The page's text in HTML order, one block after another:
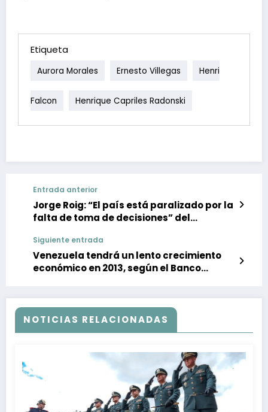
Etiqueta
Aurora Morales Ernesto Villegas Henri
Falcon Henrique Capriles Radonski
Entrada anterior
Jorge Roig: “El país está paralizado por la
falta de toma de decisiones” del
Siguiente entrada
Venezuela tendrá un lento crecimiento
económico en 2013, según el Banco
NOTICIAS RELACIONADAS